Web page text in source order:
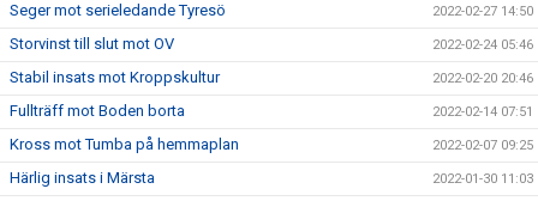
Seger mot serieledande Tyresö 2022-02-27 14:50
Storvinst till slut mot OV 2022-02-24 05:46
Stabil insats mot Kroppskultur 2022-02-20 20:46
Fullträff mot Boden borta 2022-02-14 07:51
Kross mot Tumba på hemmaplan 2022-02-07 09:25
Härlig insats i Märsta 2022-01-30 11:03